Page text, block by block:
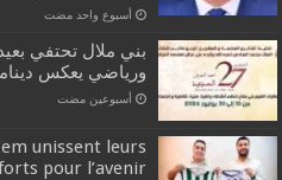
‏أسبوع واحد مضت
بني ملال تحتفي
ورياضي يعكس
‏أسبوعين مضت
unissent leurs
pour l’avenir